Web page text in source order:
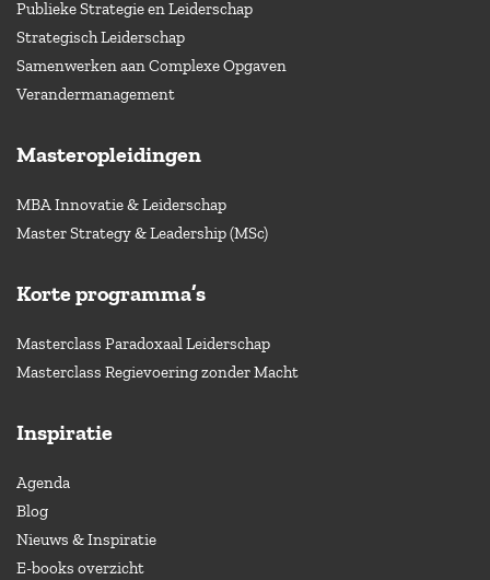
Publieke Strategie en Leiderschap
Strategisch Leiderschap
Samenwerken aan Complexe Opgaven
Verandermanagement
Masteropleidingen
MBA Innovatie & Leiderschap
Master Strategy & Leadership (MSc)
Korte programma’s
Masterclass Paradoxaal Leiderschap
Masterclass Regievoering zonder Macht
Inspiratie
Agenda
Blog
Nieuws & Inspiratie
E-books overzicht